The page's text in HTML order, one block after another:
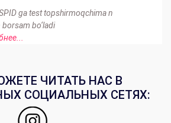
ga test topshirmoqchima n
bo‘ladi
ЧИТАТЬ НАС В
СОЦИАЛЬНЫХ СЕТЯХ: